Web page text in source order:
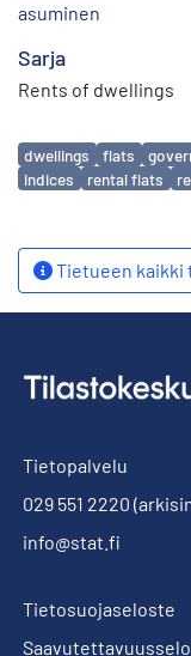
asuminen
Sarja
Rents of dwellings
Avainsanat
dwellings flats
indices
rental flats
Tietueen kaikki
Tietopalvelu
029 551 2220
info@stat.fi
Tietosuojaseloste